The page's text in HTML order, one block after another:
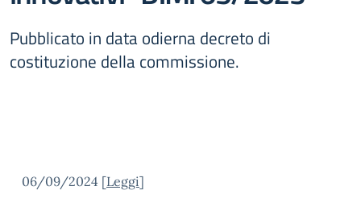
Pubblicato in data odierna decreto di
costituzione della commissione.
06/09/2024 [Leggi]